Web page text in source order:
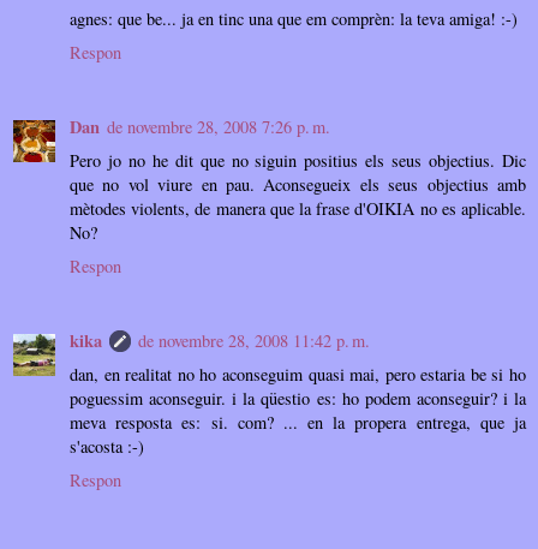
agnes: que be... ja en tinc una que em comprèn: la teva amiga! :-)
Respon
Dan de novembre 28, 2008 7:26 p. m.
Pero jo no he dit que no siguin positius els seus objectius. Dic
que no vol viure en pau. Aconsegueix els seus objectius amb
mètodes violents, de manera que la frase d'OIKIA no es aplicable.
No?
Respon
kika
de novembre 28, 2008 11:42 p. m.
dan, en realitat no ho aconseguim quasi mai, pero estaria be si ho
poguessim aconseguir. i la qüestio es: ho podem aconseguir? i la
meva resposta es: si. com? ... en la propera entrega, que ja
s'acosta :-)
Respon